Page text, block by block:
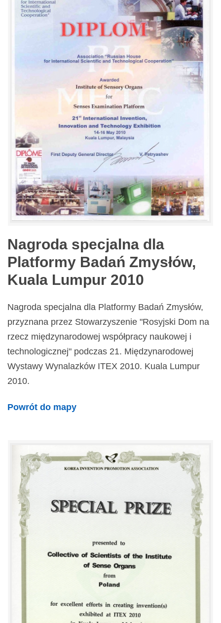
Nagroda specjalna dla
Platformy Badań Zmysłów,
Kuala Lumpur 2010
Nagroda specjalna dla Platformy Badań Zmysłów,
przyznana przez Stowarzyszenie "Rosyjski Dom na
rzecz międzynarodowej współpracy naukowej i
technologicznej" podczas 21. Międzynarodowej
Wystawy Wynalazków ITEX 2010. Kuala Lumpur
2010.
Powrót do mapy